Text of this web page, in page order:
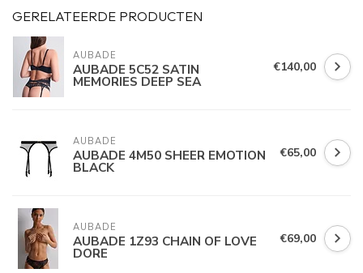
GERELATEERDE PRODUCTEN
AUBADE
AUBADE 5C52 SATIN
MEMORIES DEEP SEA
€140,00
AUBADE
AUBADE 4M50 SHEER EMOTION
BLACK
€65,00
AUBADE
AUBADE 1Z93 CHAIN OF LOVE
DORE
€69,00